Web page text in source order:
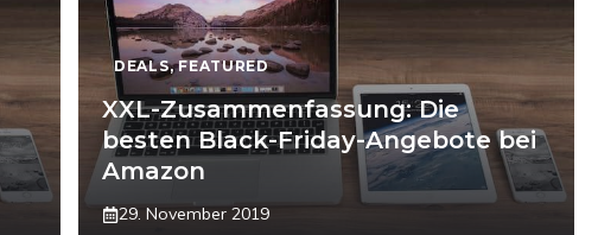
DEALS,FEATURED
XXL-Zusammenfassung: Die
besten Black-Friday-Angebote bei
Amazon
29. November 2019